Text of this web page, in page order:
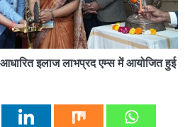
इलाज लाभप्रद एम्स में आयोजित हुई